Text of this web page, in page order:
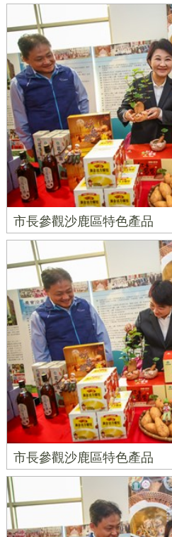
市長參觀沙鹿區特色產品
市長參觀沙鹿區特色產品